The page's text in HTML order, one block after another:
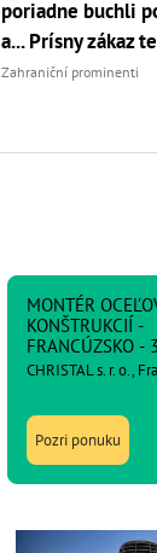
poriadne buchli
a... Prísny zákaz
Zahraniční prominenti
MONTÉR
KONŠTRUKCIÍ -
FRANCÚZSKO -
netto
CHRISTAL s. r. o.,
Pozri ponuku